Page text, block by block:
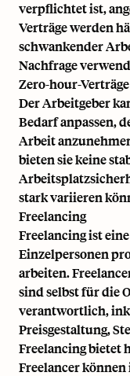
verpflichtet ist,
Verträge werden
schwankender
Nachfrage
Zero-hour-
Der Arbeitgeber
Bedarf anpassen,
Arbeit
bieten sie keine
stark variieren
Freelancing
Freelancing ist
Einzelpersonen
arbeiten.
sind selbst für die
verantwortlich,
Preisgestaltung,
Freelancing bietet
Freelancer können